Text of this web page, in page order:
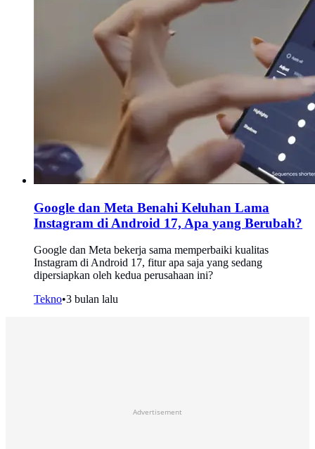
Google dan Meta Benahi Keluhan Lama
Instagram di Android 17, Apa yang Berubah?
Google dan Meta bekerja sama memperbaiki kualitas
Instagram di Android 17, fitur apa saja yang sedang
dipersiapkan oleh kedua perusahaan ini?
Tekno•3 bulan lalu
Advertisement